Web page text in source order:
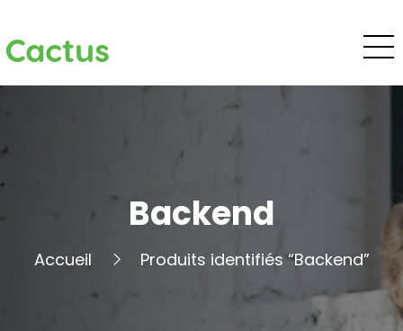
Cactus
Backend
Accueil Produits identifiés “Backend”